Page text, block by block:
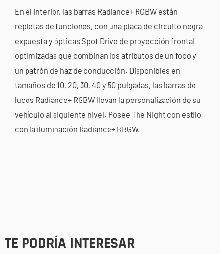
En el interior, las barras Radiance+ RGBW están
repletas de funciones, con una placa de circuito negra
expuesta y ópticas Spot Drive de proyección frontal
optimizadas que combinan los atributos de un foco y
un patrón de haz de conducción. Disponibles en
tamaños de 10, 20, 30, 40 y 50 pulgadas, las barras de
luces Radiance+ RGBW llevan la personalización de su
vehículo al siguiente nivel. Posee The Night con estilo
con la iluminación Radiance+ RBGW.
TE PODRÍA INTERESAR